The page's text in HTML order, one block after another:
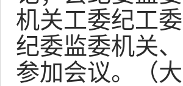
机关工委纪工
纪委监委机关
参加会议。（